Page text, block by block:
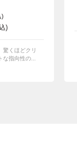
)
)
驚くほどクリ
指向性の...